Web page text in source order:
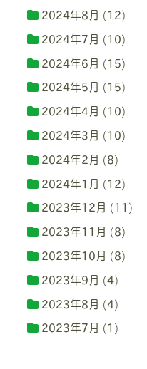
2024年8月 (12)
2024年7月 (10)
2024年6月 (15)
2024年5月 (15)
2024年4月 (10)
2024年3月 (10)
2024年2月 (8)
2024年1月 (12)
2023年12月 (11)
2023年11月 (8)
2023年10月 (8)
2023年9月 (4)
2023年8月 (4)
2023年7月 (1)